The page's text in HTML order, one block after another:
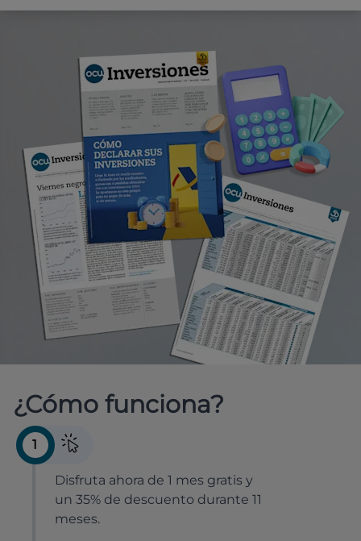
¿Cómo funciona?
1
Disfruta ahora de 1 mes gratis y
un 35% de descuento durante 11
meses.